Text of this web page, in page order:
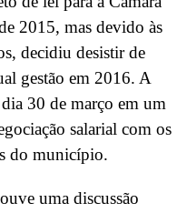
2015, mas devido às
decidiu desistir de
gestão em 2016. A
30 de março em um
salarial com os
do município.
uma discussão